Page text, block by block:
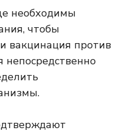
необходимы
чтобы
вакцинация против